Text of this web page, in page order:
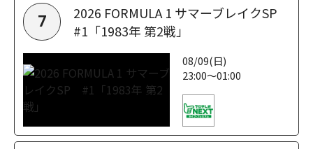
7
2026 FORMULA 1 サマーブレイクSP
#1「1983年 第2戦」
08/09(日)
23:00～01:00